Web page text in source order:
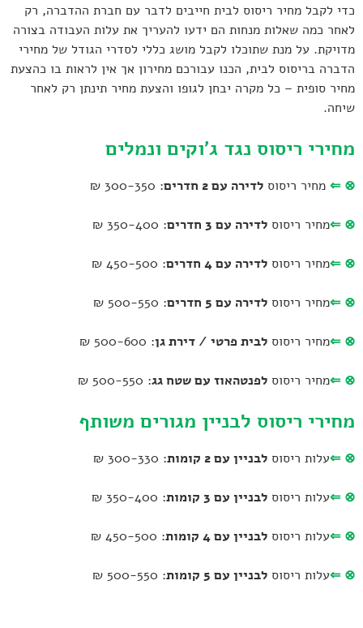
כדי לקבל מחיר ריסוס לבית חייבים לדבר עם חברת ההדברה, רק
לאחר כמה שאלות מנחות הם ידעו להעריך את עלות העבודה בצורה
מדויקת. על מנת שתוכלו לקבל מושג כללי לסדרי הגודל של מחירי
הדברה בריסוס לבית, הכנו עבורכם מחירון אך אין לראות בו כהצעת
מחיר סופית – כל מקרה יבחן לגופו והצעת מחיר תינתן רק לאחר
שיחה.
מחירי ריסוס נגד ג'וקים ונמלים
⊗
⇐ מחיר ריסוס לדירה עם 2 חדרים : 300-350 ₪
⊗
⇐מחיר ריסוס לדירה עם 3 חדרים : 350-400 ₪
⊗
⇐מחיר ריסוס לדירה עם 4 חדרים : 450-500 ₪
⊗
⇐מחיר ריסוס לדירה עם 5 חדרים : 500-550 ₪
⊗
⇐מחיר ריסוס לבית פרטי / דירת גן: 500-600 ₪
⊗
⇐מחיר ריסוס לפנטהאוז עם שטח גג: 500-550 ₪
מחירי ריסוס לבניין מגורים משותף
⊗
⇐עלות ריסוס לבניין עם 2 קומות : 300-330 ₪
⊗
⇐עלות ריסוס לבניין עם 3 קומות : 350-400 ₪
⊗
⇐עלות ריסוס לבניין עם 4 קומות : 450-500 ₪
⊗
⇐עלות ריסוס לבניין עם 5 קומות : 500-550 ₪